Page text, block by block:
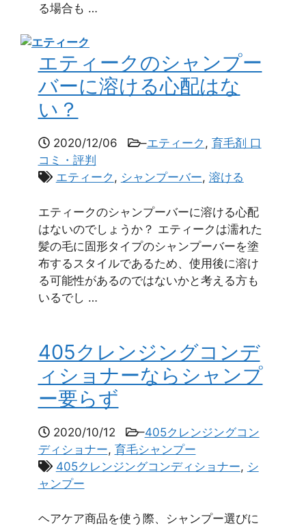
る場合も …
エティークのシャンプー
バーに溶ける心配はな
い？
2020/12/06 –エティーク , 育毛剤 口
コミ・評判
エティーク , シャンプーバー, 溶ける
エティークのシャンプーバーに溶ける心配
はないのでしょうか？ エティークは濡れた
髪の毛に固形タイプのシャンプーバーを塗
布するスタイルであるため、使用後に溶け
る可能性があるのではないかと考える方も
いるでし …
405クレンジングコンデ
ィショナーならシャンプ
ー要らず
2020/10/12 –405クレンジングコン
ディショナー, 育毛シャンプー
405クレンジングコンディショナー, シ
ャンプー
ヘアケア商品を使う際、シャンプー選びに